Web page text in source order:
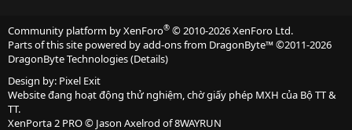
Community platform by XenForo® © 2010-2026 XenForo Ltd.
Parts of this site powered byadd-ons from DragonByte™©2011-2026
DragonByte Technologies(Details)
Design by: Pixel Exit
Website đang hoạt động thử nghiệm, chờ giấy phép MXH của Bộ TT &
TT.
XenPorta 2 PRO© Jason Axelrod of8WAYRUN